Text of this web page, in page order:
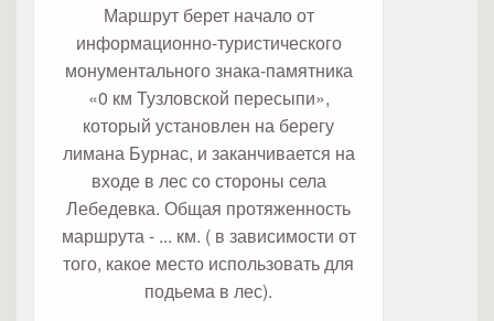
Маршрут берет начало от
информационно-туристического
монументального знака-памятника
«0 км Тузловской пересыпи»,
который установлен на берегу
лимана Бурнас, и заканчивается на
входе в лес со стороны села
Лебедевка. Общая протяженность
маршрута - ... км. ( в зависимости от
того, какое место использовать для
подьема в лес).